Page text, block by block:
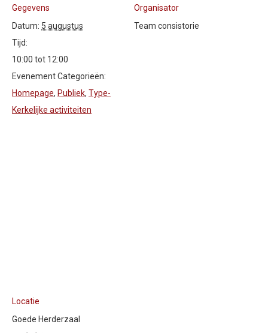
Gegevens
Datum: 5 augustus
Tijd:
10:00 tot 12:00
Evenement Categorieën:
Homepage, Publiek, Type-
Kerkelijke activiteiten
Organisator
Team consistorie
Locatie
Goede Herderzaal